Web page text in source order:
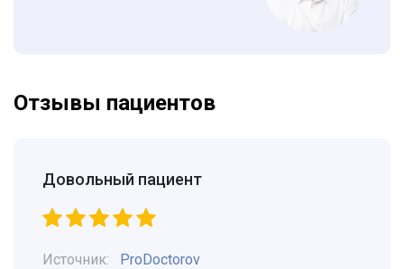
Отзывы пациентов
Довольный пациент
Источник:
ProDoctorov